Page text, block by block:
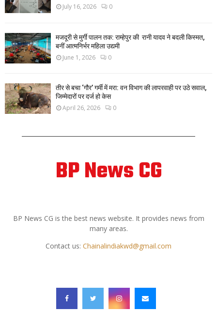
July 16, 2026 0
मजदूरी से मुर्गी पालन तक: राम्हेपुर की रानी यादव ने बदली किस्मत,
बनीं आत्मनिर्भर महिला उद्यमी
June 1, 2026 0
तीर से बचा ‘गौर’ गर्मी में मरा: वन विभाग की लापरवाही पर उठे सवाल,
जिम्मेदारों पर दर्ज हो केस
April 26, 2026 0
BP News CG
BP News CG is the best news website. It provides news from
many areas.
Contact us: Chainalindiakwd@gmail.com